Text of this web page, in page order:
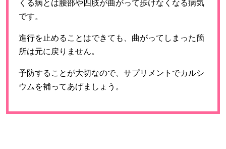
くる病とは腰部や四肢が曲がって歩けなくなる病気
です。
進行を止めることはできても、曲がってしまった箇
所は元に戻りません。
予防することが大切なので、サプリメントでカルシ
ウムを補ってあげましょう。